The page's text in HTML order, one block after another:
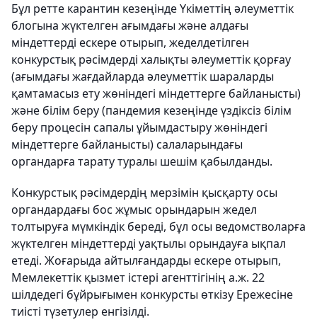
Бұл ретте карантин кезеңінде Үкіметтің әлеуметтік
блогына жүктелген ағымдағы және алдағы
міндеттерді ескере отырып, жеделдетілген
конкурстық рәсімдерді халықты әлеуметтік қорғау
(ағымдағы жағдайларда әлеуметтік шараларды
қамтамасыз ету жөніндегі міндеттерге байланысты)
және білім беру (пандемия кезеңінде үздіксіз білім
беру процесін сапалы ұйымдастыру жөніндегі
міндеттерге байланысты) салаларындағы
органдарға тарату туралы шешім қабылданды.
Конкурстық рәсімдердің мерзімін қысқарту осы
органдардағы бос жұмыс орындарын жедел
толтыруға мүмкіндік береді, бұл осы ведомстволарға
жүктелген міндеттерді уақтылы орындауға ықпал
етеді. Жоғарыда айтылғандарды ескере отырып,
Мемлекеттік қызмет істері агенттігінің а.ж. 22
шілдедегі бұйрығымен конкурсты өткізу Ережесіне
тиісті түзетулер енгізілді.